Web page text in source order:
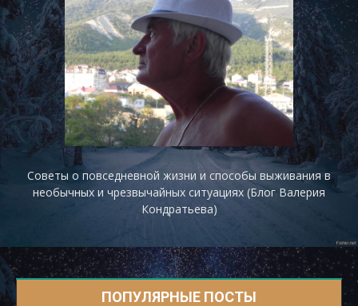
Советы о повседневной жизни и способы выживания в
необычных и чрезвычайных ситуациях (Блог Валерия
Кондратьева)
ПОПУЛЯРНЫЕ ПОСТЫ